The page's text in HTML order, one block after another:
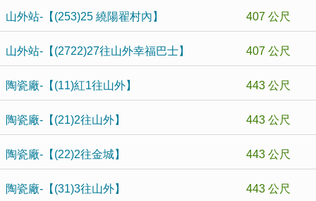
山外站-【(253)25 繞陽翟村內】 407 公尺
山外站-【(2722)27往山外幸福巴士】 407 公尺
陶瓷廠-【(11)紅1往山外】 443 公尺
陶瓷廠-【(21)2往山外】 443 公尺
陶瓷廠-【(22)2往金城】 443 公尺
陶瓷廠-【(31)3往山外】 443 公尺